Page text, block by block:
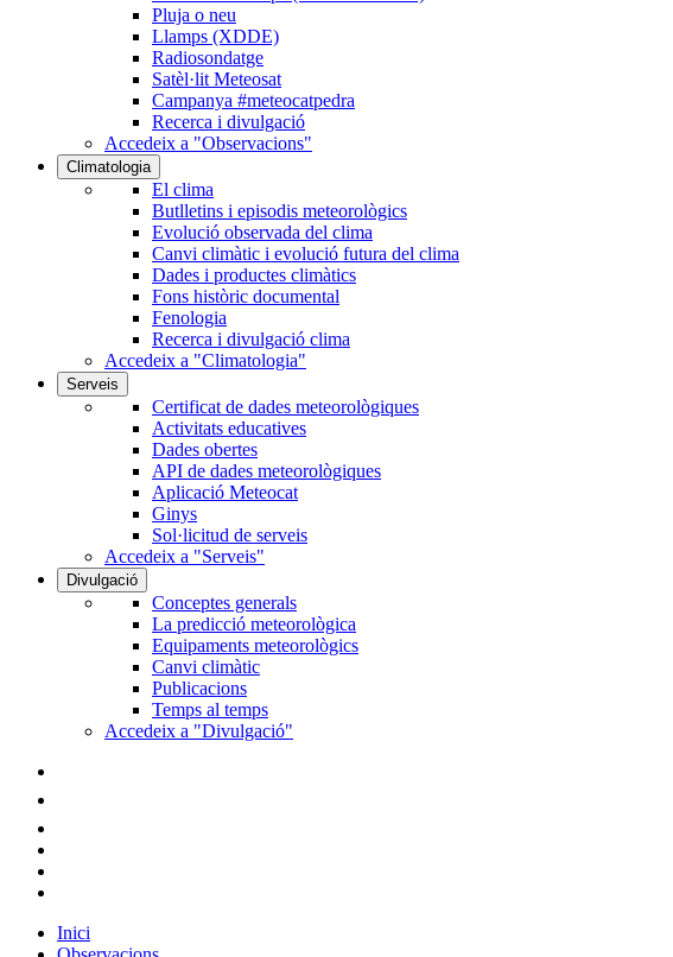
Pluja o neu
Llamps (XDDE)
Radiosondatge
Satèl·lit Meteosat
Campanya #meteocatpedra
Recerca i divulgació
Accedeix a "Observacions"
Climatologia
El clima
Butlletins i episodis meteorològics
Evolució observada del clima
Canvi climàtic i evolució futura del clima
Dades i productes climàtics
Fons històric documental
Fenologia
Recerca i divulgació clima
Accedeix a "Climatologia"
Serveis
Certificat de dades meteorològiques
Activitats educatives
Dades obertes
API de dades meteorològiques
Aplicació Meteocat
Ginys
Sol·licitud de serveis
Accedeix a "Serveis"
Divulgació
Conceptes generals
La predicció meteorològica
Equipaments meteorològics
Canvi climàtic
Publicacions
Temps al temps
Accedeix a "Divulgació"
Inici